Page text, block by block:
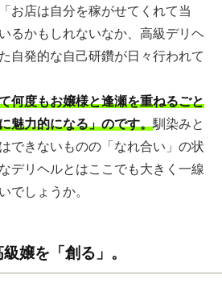
お店は自分を稼がせてくれて当
るかもしれないなか、高級デリヘ
自発的な自己研鑽が日々行われて
何度もお嬢様と逢瀬を重ねるごと
魅力的になる」のです。馴染みと
できないものの「なれ合い」の状
デリヘルとはここでも大きく一線
でしょうか。
嬢を「創る」。